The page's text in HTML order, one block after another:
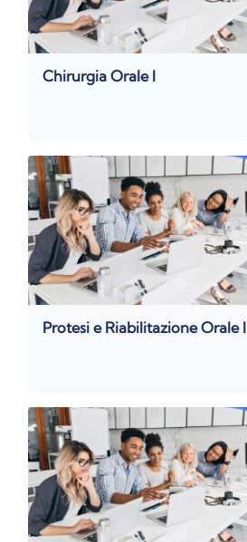
Chirurgia Orale I
Protesi e Riabilitazione Orale I